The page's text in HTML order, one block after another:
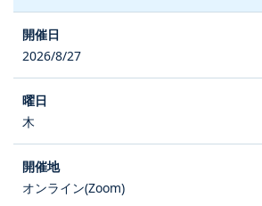
2026/8/27
木
オンライン(Zoom)